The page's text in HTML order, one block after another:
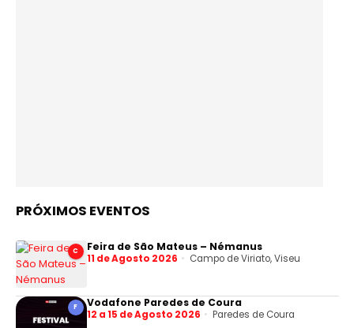
PRÓXIMOS EVENTOS
C Feira de São Mateus – Némanus
11 de Agosto 2026 Campo de Viriato, Viseu
F Vodafone Paredes de Coura
12 a 15 de Agosto 2026 Paredes de Coura